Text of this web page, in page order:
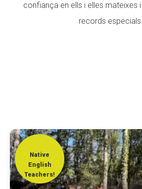
confiança en ells i elles mateixes
records especials.
Native
English
Teachers!
L'equip
Missió i valors
Els comptes clars